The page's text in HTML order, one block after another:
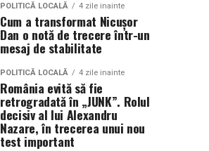
POLITICĂ LOCALĂ 4 zile inainte
Cum a transformat Nicușor
Dan o notă de trecere într-un
mesaj de stabilitate
POLITICĂ LOCALĂ 4 zile inainte
România evită să fie
retrogradată în „JUNK”. Rolul
decisiv al lui Alexandru
Nazare, în trecerea unui nou
test important